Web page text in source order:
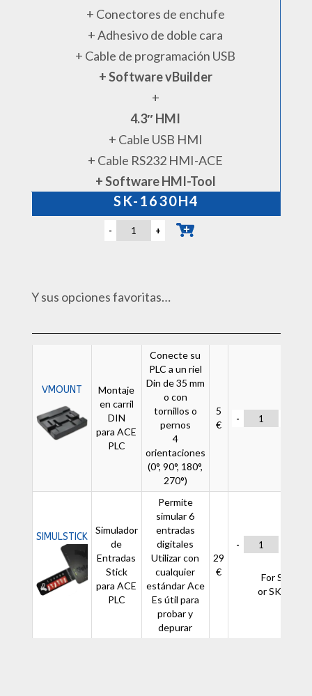
+ Conectores de enchufe
+ Adhesivo de doble cara
+ Cable de programación USB
+ Software vBuilder
+
4.3″ HMI
+ Cable USB HMI
+ Cable RS232 HMI-ACE
+ Software HMI-Tool
SK-1630H4
- +
Y sus opciones favoritas…
VMOUNT
Montaje
en carril
DIN
para ACE
PLC
Conecte su
PLC a un riel
Din de 35 mm
o con
tornillos o
pernos
4
orientaciones
(0°, 90°, 180°,
270°)
5
€
-
SIMULSTICK
Simulador
de
Entradas
Stick
para ACE
PLC
Permite
simular 6
entradas
digitales
Utilizar con
cualquier
estándar Ace
Es útil para
probar y
depurar
29
€
-
For SK-11
or SK-11H4